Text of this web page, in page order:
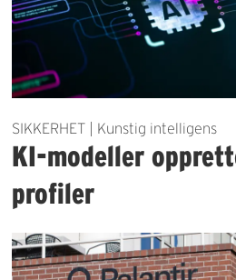
SIKKERHET | Kunstig intelligens
KI-modeller
profiler